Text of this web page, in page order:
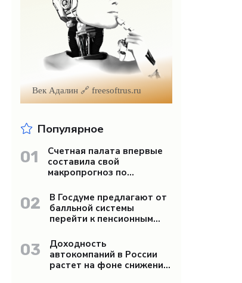
Век Адалин 🔗 freesoftrus.ru
Популярное
01
Счетная палата впервые
составила свой
макропрогноз по
«Бизнес»
02
В Госдуме предлагают от
балльной системы
перейти к пенсионным
03
Доходность
автокомпаний в России
растет на фоне снижения